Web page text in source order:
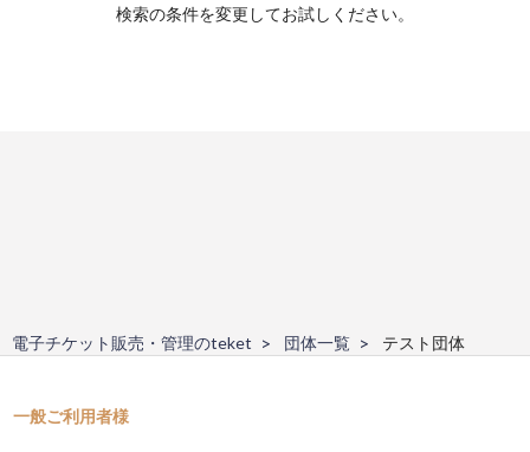
検索の条件を変更してお試しください。
電子チケット販売・管理のteket 団体一覧 テスト団体
一般ご利用者様